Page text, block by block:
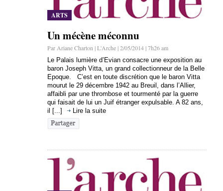
ARTS
Un mécène méconnu
Par Ariane Charton | L'Arche | 2/05/2014 | 7h26 am
Le Palais lumière d’Evian consacre une exposition au
baron Joseph Vitta, un grand collectionneur de la Belle
Epoque. C’est en toute discrétion que le baron Vitta
mourut le 29 décembre 1942 au Breuil, dans l’Allier,
affaibli par une thrombose et tourmenté par la guerre
qui faisait de lui un Juif étranger expulsable. A 82 ans,
il [...]
Lire la suite